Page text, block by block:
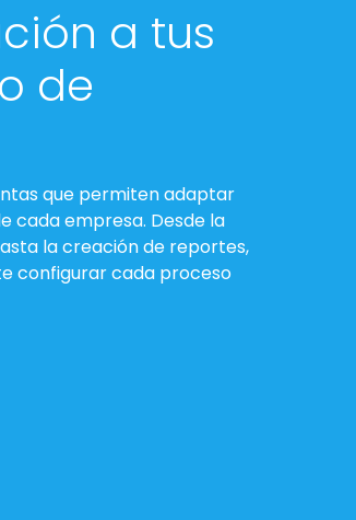
a tus
de
que permiten adaptar
cada empresa. Desde la
la creación de reportes,
configurar cada proceso